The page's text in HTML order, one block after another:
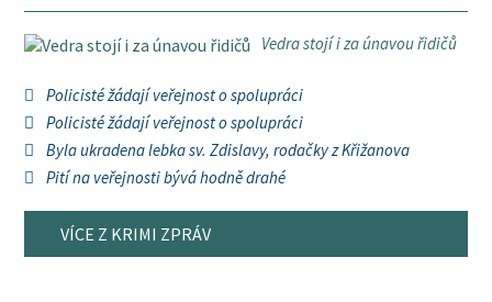
Vedra stojí i za únavou řidičů
Policisté žádají veřejnost o spolupráci
Policisté žádají veřejnost o spolupráci
Byla ukradena lebka sv. Zdislavy, rodačky z Křižanova
Pití na veřejnosti bývá hodně drahé
VÍCE Z KRIMI ZPRÁV